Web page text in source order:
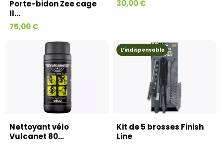
Porte-bidon Zee cage
II...
75,00 €
30,00 €
Nettoyant vélo
Vulcanet 80...
L’indispensable
Kit de 5 brosses Finish
Line